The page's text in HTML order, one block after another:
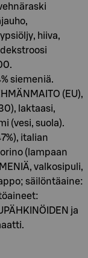
hiiva,
dekstroosi
siemeniä.
(EU),
laktaasi,
(vesi, suola).
italian
(lampaan
valkosipuli,
säilöntäaine:
ja